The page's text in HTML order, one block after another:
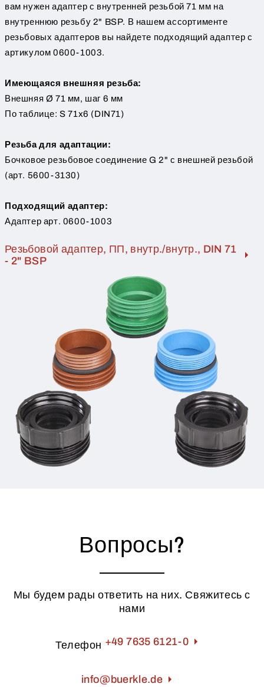
вам нужен адаптер с внутренней резьбой 71 мм на
внутреннюю резьбу 2" BSP. В нашем ассортименте
резьбовых адаптеров вы найдете подходящий адаптер с
артикулом 0600-1003.
Имеющаяся внешняя резьба:
Внешняя Ø 71 мм, шаг 6 мм
По таблице: S 71x6 (DIN71)
Резьба для адаптации:
Бочковое резьбовое соединение G 2" с внешней резьбой
(арт. 5600-3130)
Подходящий адаптер:
Адаптер арт. 0600-1003
Резьбовой адаптер, ПП, внутр./внутр., DIN 71
- 2" BSP
Вопросы?
Мы будем рады ответить на них. Свяжитесь с
нами
Телефон +49 7635 6121-0
info@buerkle.de